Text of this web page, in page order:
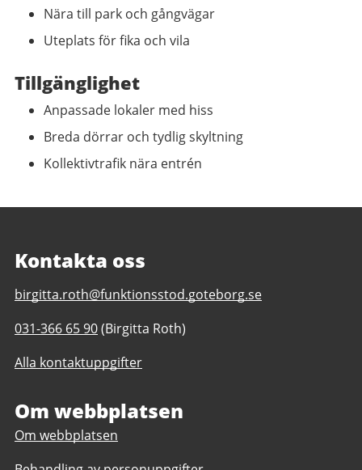
Nära till park och gångvägar
Uteplats för fika och vila
Tillgänglighet
Anpassade lokaler med hiss
Breda dörrar och tydlig skyltning
Kollektivtrafik nära entrén
Kontakta oss
E-
till
Samverket
daglig
Göteborgs
Stad
birgitta.roth@funktionsstod.goteborg.se
Telefonnummer
Samverket
verksamhet
Göteborgs
Stad
031-366 65 90(Birgitta Roth)
Alla kontaktuppgifter
Om webbplatsen
Om webbplatsen